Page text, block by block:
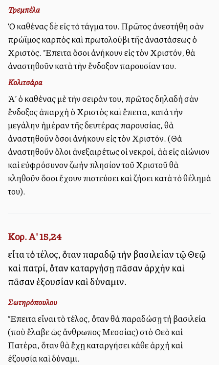
Τρεμπέλα
Ὁ καθένας δὲ εἰς τὸ τάγμα του. Πρῶτος ἀνεστήθη σὰν
πρώϊμος καρπὸς καὶ πρωτολοῦβι τῆς ἀναστάσεως ὁ
Χριστός. Ἔπειτα ὅσοι ἀνήκουν εἰς τὸν Χριστόν, θὰ
ἀναστηθοῦν κατὰ τὴν ἔνδοξον παρουσίαν του.
Κολιτσάρα
Ἀλλ’ ὁ καθένας μὲ τὴν σειράν του, πρῶτος δηλαδὴ σὰν
ἔνδοξος ἀπαρχὴ ὁ Χριστὸς καὶ ἔπειτα, κατὰ τὴν
μεγάλην ἡμέραν τῆς δευτέρας παρουσίας, θὰ
ἀναστηθοῦν ὅσοι ἀνήκουν εἰς τὸν Χριστόν. (Θὰ
ἀναστηθοῦν ὅλοι ἀνεξαιρέτως οἱ νεκροί, ἀλλὰ εἰς αἰώνιον
καὶ εὐφρόσυνον ζωὴν πλησίον τοῦ Χριστοῦ θὰ
κληθοῦν ὅσοι ἔχουν πιστεύσει καὶ ζήσει κατὰ τὸ θέλημά
του).
Κορ. Α' 15,24
εἶτα τὸ τέλος, ὅταν παραδῷ τὴν βασιλείαν τῷ Θεῷ
καὶ πατρί, ὅταν καταργήσῃ πᾶσαν ἀρχὴν καὶ
πᾶσαν ἐξουσίαν καὶ δύναμιν.
Σωτηρόπουλου
Ἔπειτα εἶναι τὸ τέλος, ὅταν θὰ παραδώσῃ τὴ βασιλεία
(ποὺ ἔλαβε ὡς ἄνθρωπος Μεσσίας) στὸ Θεὸ καὶ
Πατέρα, ὅταν θὰ ἔχῃ καταργήσει κάθε ἀρχὴ καὶ
ἐξουσία καὶ δύναμι.